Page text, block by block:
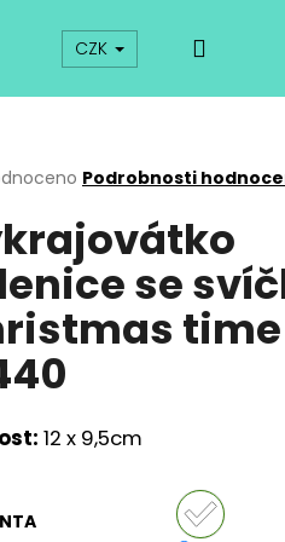
Kurzy
CZK
Podrobnosti
se
time
12 x 9,5cm